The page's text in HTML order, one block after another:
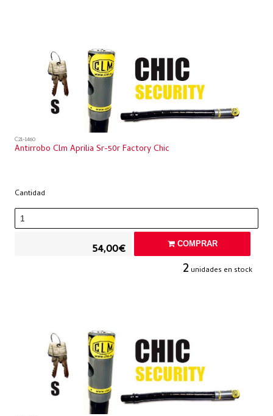
C21-1460
Antirrobo Clm Aprilia Sr-50r Factory Chic
Cantidad
54,00€ COMPRAR
2 unidades en stock